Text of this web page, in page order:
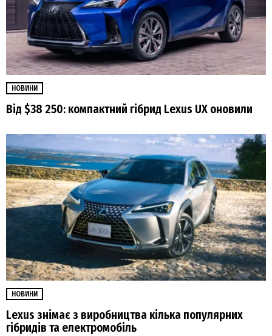
НОВИНИ
Від $38 250: компактний гібрид Lexus UX оновили
НОВИНИ
Lexus знімає з виробництва кілька популярних
гібридів та електромобіль